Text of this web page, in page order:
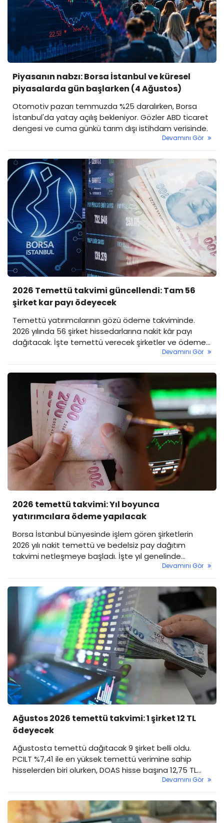
Piyasanın nabzı: Borsa İstanbul ve küresel
piyasalarda gün başlarken (4 Ağustos)
Otomotiv pazarı temmuzda %25 daralırken, Borsa
İstanbul'da yatay açılış bekleniyor. Gözler ABD ticaret
dengesi ve cuma günkü tarım dışı istihdam verisinde.
Devamını Gör
2026 Temettü takvimi güncellendi: Tam 56
şirket kar payı ödeyecek
Temettü yatırımcılarının gözü ödeme takviminde.
2026 yılında 56 şirket hissedarlarına nakit kâr payı
dağıtacak. İşte temettü verecek şirketler ve ödeme
Devamını Gör
2026 temettü takvimi: Yıl boyunca
yatırımcılara ödeme yapılacak
Borsa İstanbul bünyesinde işlem gören şirketlerin
2026 yılı nakit temettü ve bedelsiz pay dağıtım
takvimi netleşmeye başladı. İşte yıl genelinde
Devamını Gör
Ağustos 2026 temettü takvimi: 1 şirket 12 TL
ödeyecek
Ağustosta temettü dağıtacak 9 şirket belli oldu.
PCILT %7,41 ile en yüksek temettü verimine sahip
hisselerden biri olurken, DOAS hisse başına 12,75 TL
Devamını Gör